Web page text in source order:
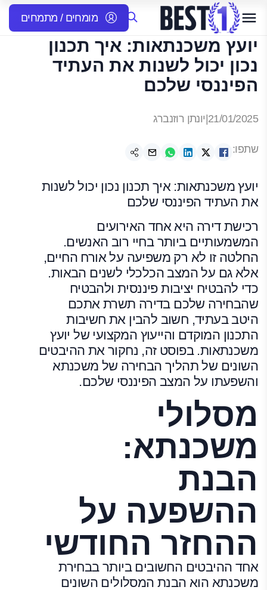
מומחים / מתמחים
יועץ משכנתאות: איך תכנון
נכון יכול לשנות את העתיד
הפיננסי שלכם
21/01/2025 יונתן רוזנברג
שתפו:
יועץ משכנתאות: איך תכנון נכון יכול לשנות
את העתיד הפיננסי שלכם
רכישת דירה היא אחד האירועים
המשמעותיים ביותר בחיי רוב האנשים.
החלטה זו לא רק משפיעה על אורח החיים,
אלא גם על המצב הכלכלי לשנים הבאות.
כדי להבטיח יציבות פיננסית ולהבטיח
שהבחירה שלכם בדירה תשרת אתכם
היטב בעתיד, חשוב להבין את חשיבות
התכנון המוקדם והייעוץ המקצועי של יועץ
משכנתאות. בפוסט זה, נחקור את ההיבטים
השונים של תהליך הבחירה של משכנתא
והשפעתו על המצב הפיננסי שלכם.
מסלולי
משכנתא:
הבנת
ההשפעה על
ההחזר החודשי
אחד ההיבטים החשובים ביותר בבחירת
משכנתא הוא הבנת המסלולים השונים